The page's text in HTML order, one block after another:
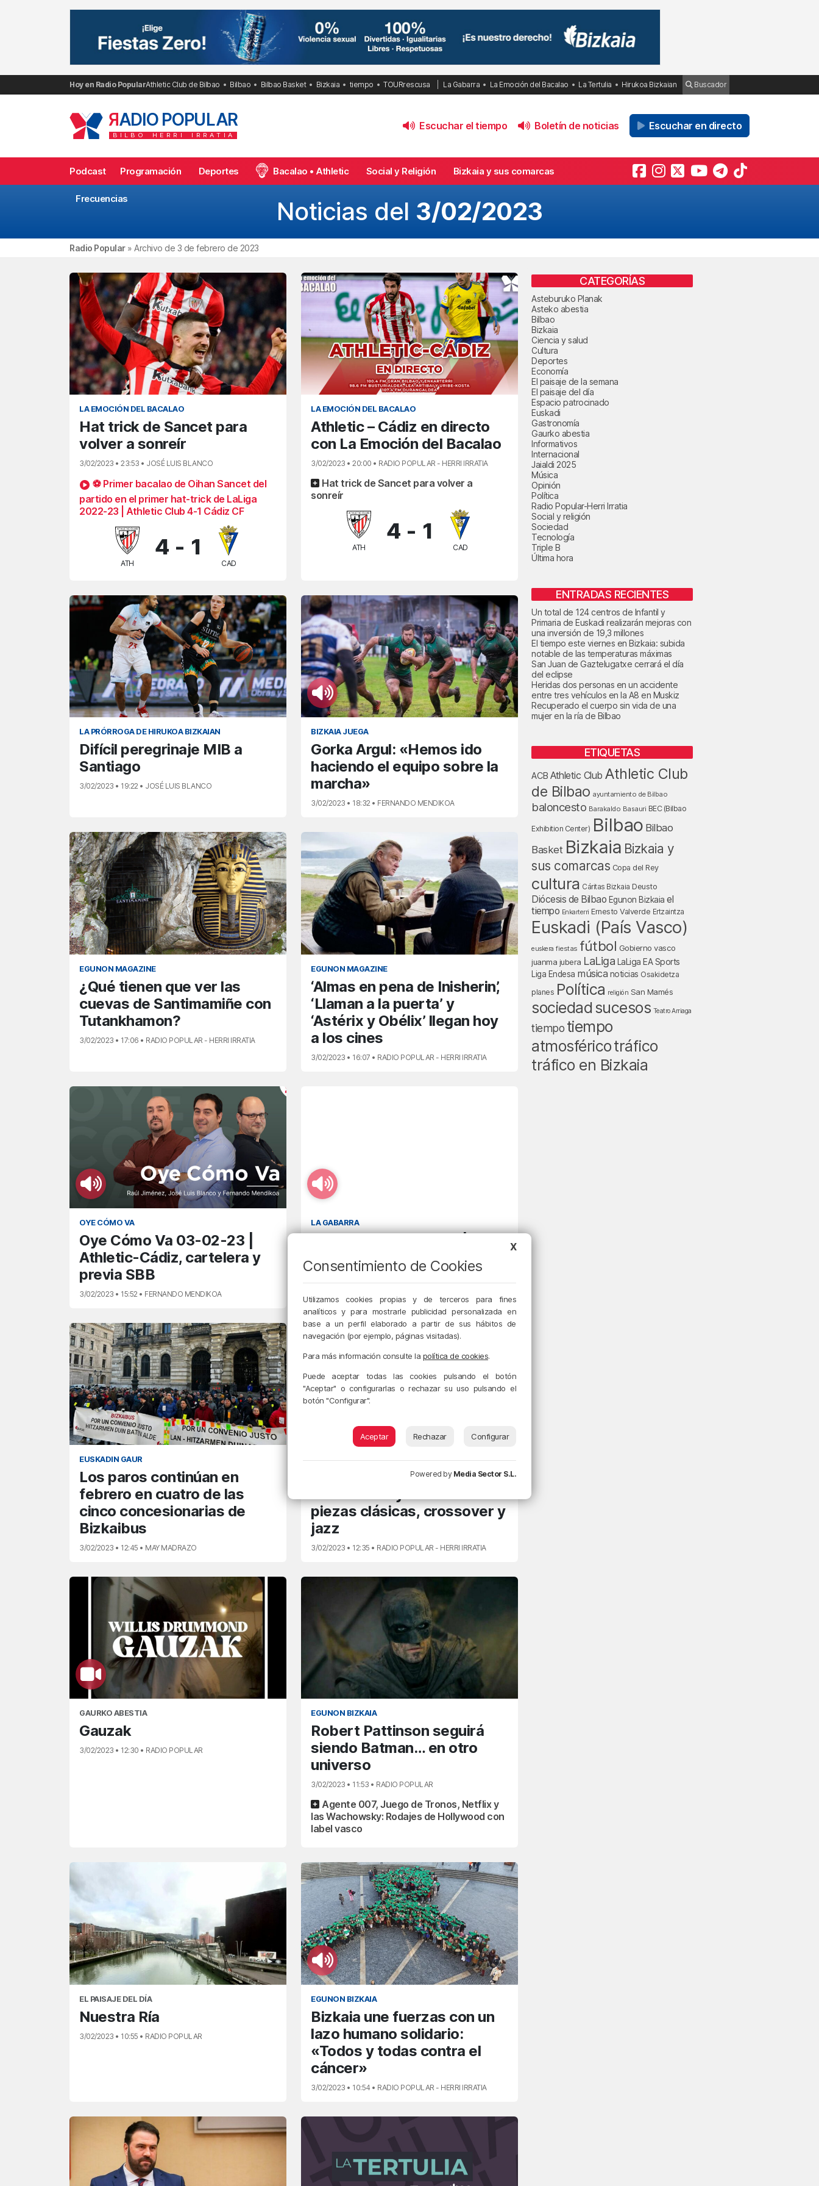
Hoy en Radio PopularAthletic Club de Bilbao Bilbao Bilbao Basket Bizkaia tiempo TOURrescusa La Gabarra La Emoción del Bacalao La Tertulia Hirukoa Bizkaian Buscador
RADIO POPULAR
BILBO HERRI IRRATIA
Escuchar el tiempo Boletín de noticias Escuchar en directo
Podcast Programación Deportes Bacalao • Athletic Social y Religión Bizkaia y sus comarcas
Frecuencias Noticias del 3/02/2023
Radio Popular» Archivo de 3 de febrero de 2023
LA EMOCIÓN DEL BACALAO
Hat trick de Sancet para
volver a sonreír
3/02/2023 • 23:53 • JOSÉ LUIS BLANCO
⚽ Primer bacalao de Oihan Sancet del
partido en el primer hat-trick de LaLiga
2022-23 | Athletic Club 4-1 Cádiz CF
ATH
4 - 1
CAD
LA EMOCIÓN DEL BACALAO
Athletic – Cádiz en directo
con La Emoción del Bacalao
3/02/2023 • 20:00 • RADIO POPULAR - HERRI IRRATIA
Hat trick de Sancet para volver a
sonreír
ATH
4 - 1
CAD
LA PRÓRROGA DE HIRUKOA BIZKAIAN
Difícil peregrinaje MIB a
Santiago
3/02/2023 • 19:22 • JOSÉ LUIS BLANCO
BIZKAIA JUEGA
Gorka Argul: «Hemos ido
haciendo el equipo sobre la
marcha»
3/02/2023 • 18:32 • FERNANDO MENDIKOA
EGUNON MAGAZINE
¿Qué tienen que ver las
cuevas de Santimamiñe con
Tutankhamon?
3/02/2023 • 17:06 • RADIO POPULAR - HERRI IRRATIA
EGUNON MAGAZINE
‘Almas en pena de Inisherin’,
‘Llaman a la puerta’ y
‘Astérix y Obélix’ llegan hoy
a los cines
3/02/2023 • 16:07 • RADIO POPULAR - HERRI IRRATIA
OYE CÓMO VA
Oye Cómo Va 03-02-23 |
Athletic-Cádiz, cartelera y
previa SBB
3/02/2023 • 15:52 • FERNANDO MENDIKOA
LA GABARRA
Previa del Athletic-Cádiz
EUSKADIN GAUR
Los paros continúan en
febrero en cuatro de las
cinco concesionarias de
Bizkaibus
3/02/2023 • 12:45 • MAY MADRAZO
¡MÚSICA, MAESTRA!
Miscelanéa de música
piezas clásicas, crossover y
jazz
3/02/2023 • 12:35 • RADIO POPULAR - HERRI IRRATIA
GAURKO ABESTIA
Gauzak
3/02/2023 • 12:30 • RADIO POPULAR
EGUNON BIZKAIA
Robert Pattinson seguirá
siendo Batman… en otro
universo
3/02/2023 • 11:53 • RADIO POPULAR
Agente 007, Juego de Tronos, Netflix y
las Wachowsky: Rodajes de Hollywood con
label vasco
EL PAISAJE DEL DÍA
Nuestra Ría
3/02/2023 • 10:55 • RADIO POPULAR
EGUNON BIZKAIA
Bizkaia une fuerzas con un
lazo humano solidario:
«Todos y todas contra el
cáncer»
3/02/2023 • 10:54 • RADIO POPULAR - HERRI IRRATIA
CATEGORÍAS
Asteburuko Planak
Asteko abestia
Bilbao
Bizkaia
Ciencia y salud
Cultura
Deportes
Economía
El paisaje de la semana
El paisaje del día
Espacio patrocinado
Euskadi
Gastronomía
Gaurko abestia
Informativos
Internacional
Jaialdi 2025
Música
Opinión
Política
Radio Popular-Herri Irratia
Social y religión
Sociedad
Tecnología
Triple B
Última hora
ENTRADAS RECIENTES
Un total de 124 centros de Infantil y
Primaria de Euskadi realizarán mejoras con
una inversión de 19,3 millones
El tiempo este viernes en Bizkaia: subida
notable de las temperaturas máximas
San Juan de Gaztelugatxe cerrará el día
del eclipse
Heridas dos personas en un accidente
entre tres vehículos en la A8 en Muskiz
Recuperado el cuerpo sin vida de una
mujer en la ría de Bilbao
ETIQUETAS
ACB Athletic Club Athletic Club
de Bilbao ayuntamiento de Bilbao
baloncesto Barakaldo Basauri BEC (Bilbao
Exhibition Center) Bilbao Bilbao
Basket Bizkaia Bizkaia y
sus comarcas Copa del Rey
cultura Cáritas Bizkaia Deusto
Diócesis de Bilbao Egunon Bizkaia el
tiempo Enkarterri Ernesto Valverde Ertzaintza
Euskadi (País Vasco)
euskera fiestas fútbol Gobierno vasco
juanma jubera LaLiga LaLiga EA Sports
Liga Endesa música noticias Osakidetza
planes Política religión San Mamés
sociedad sucesos Teatro Arriaga
tiempo tiempo
atmosféricotráfico
tráfico en Bizkaia
X
Consentimiento de Cookies
Utilizamos cookies propias y de terceros para fines
analíticos y para mostrarle publicidad personalizada en
base a un perfil elaborado a partir de sus hábitos de
navegación (por ejemplo, páginas visitadas).
Para más información consulte la política de cookies.
Puede aceptar todas las cookies pulsando el botón
"Aceptar" o configurarlas o rechazar su uso pulsando el
botón "Configurar".
Aceptar Rechazar Configurar
Powered by Media Sector S.L.